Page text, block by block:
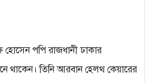
হোসেন পপি রাজধানী ঢাকার
থাকেন। তিনি আরবান হেলথ কেয়ারের